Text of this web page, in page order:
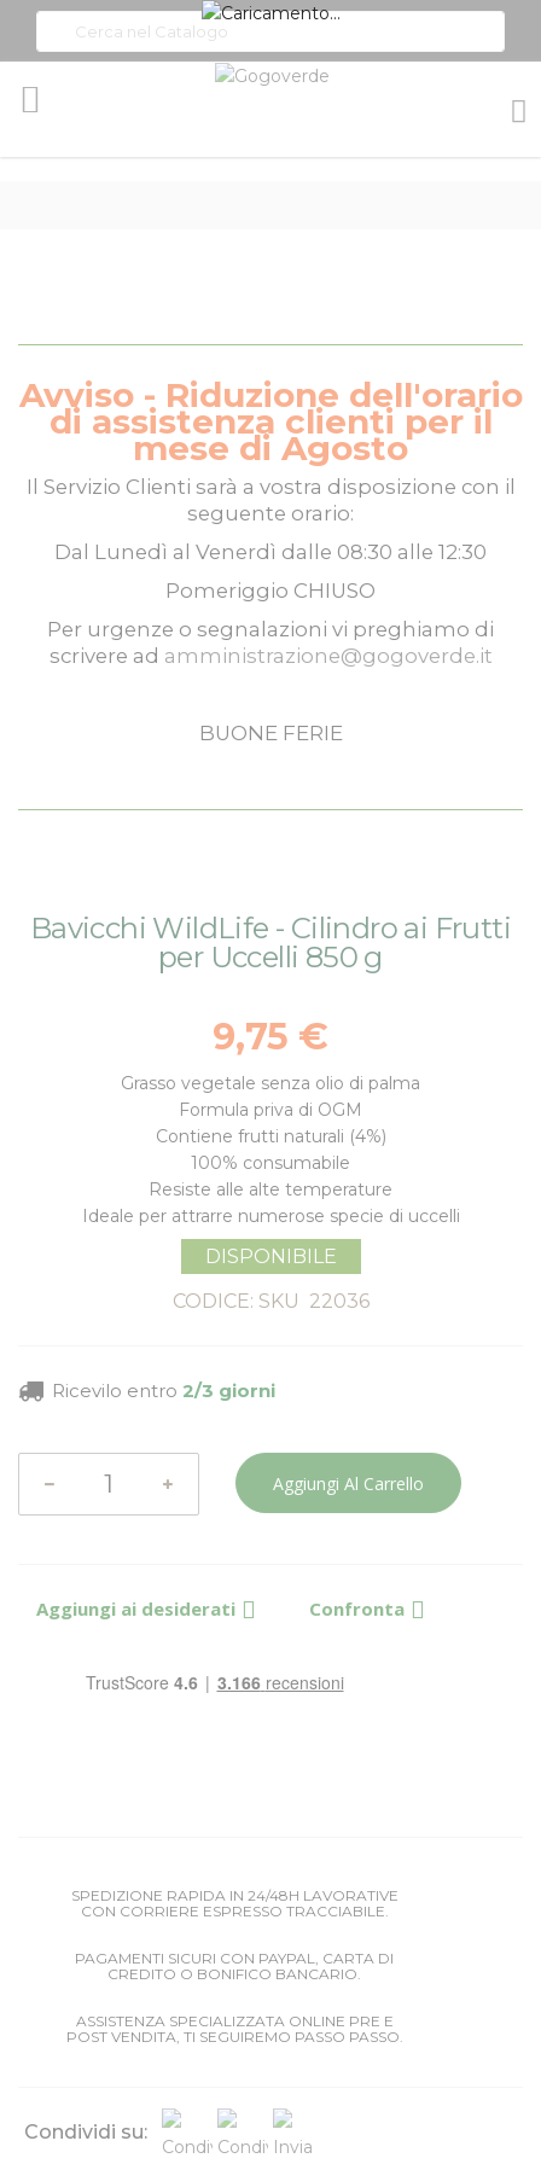
Avviso - Riduzione dell'orario
di assistenza clienti per il
mese di Agosto
Il Servizio Clienti sarà a vostra disposizione con il
seguente orario:
Dal Lunedì al Venerdì dalle 08:30 alle 12:30
Pomeriggio CHIUSO
Per urgenze o segnalazioni vi preghiamo di
scrivere ad amministrazione@gogoverde.it
BUONE FERIE
alla
all'inizio
Bavicchi WildLife - Cilindro ai Frutti
per Uccelli 850 g
9,75 €
Grasso vegetale senza olio di palma
Formula priva di OGM
Contiene frutti naturali (4%)
100% consumabile
Resiste alle alte temperature
Ideale per attrarre numerose specie di uccelli
DISPONIBILE
CODICE: SKU 22036
Ricevilo entro 2/3 giorni
Aggiungi Al Carrello
Aggiungi ai desiderati Confronta
SPEDIZIONE RAPIDA IN 24/48H LAVORATIVE
CON CORRIERE ESPRESSO TRACCIABILE.
PAGAMENTI SICURI CON PAYPAL, CARTA DI
CREDITO O BONIFICO BANCARIO.
ASSISTENZA SPECIALIZZATA ONLINE PRE E
POST VENDITA, TI SEGUIREMO PASSO PASSO.
Condividi su: